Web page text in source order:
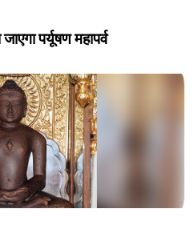
पर्यूषण महापर्व